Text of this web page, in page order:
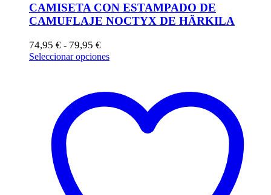
CAMISETA CON ESTAMPADO DE
CAMUFLAJE NOCTYX DE HÄRKILA
74,95 € - 79,95 €
de
79,95 €
Seleccionar opcionesEste
variantes.
Las
opciones